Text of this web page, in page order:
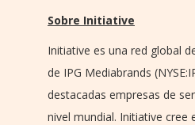
Sobre Initiative
Initiative es una red global
de IPG Mediabrands
destacadas empresas de
nivel mundial. Initiative cree